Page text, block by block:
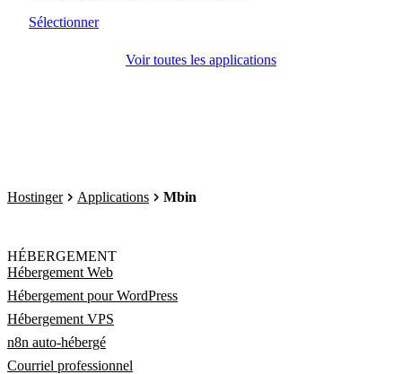
Sélectionner
Voir toutes les applications
Hostinger Applications Mbin
HÉBERGEMENT
Hébergement Web
Hébergement pour WordPress
Hébergement VPS
n8n auto-hébergé
Courriel professionnel